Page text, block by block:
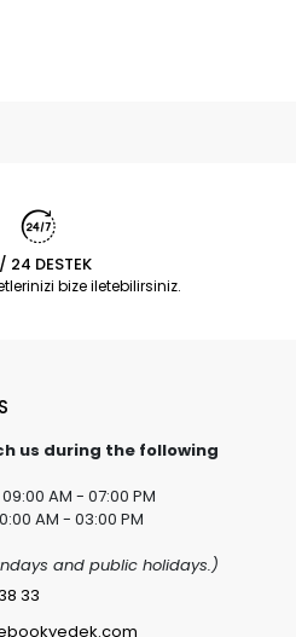
24 DESTEK
bize iletebilirsiniz.
us during the following
AM - 07:00 PM
AM - 03:00 PM
and public holidays.)
33